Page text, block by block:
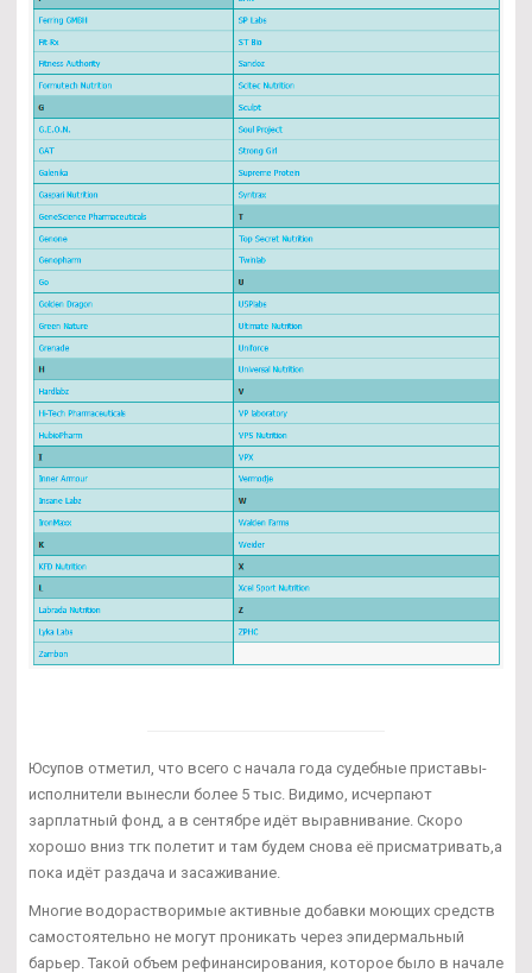
Юсупов отметил, что всего с начала года судебные приставы-
исполнители вынесли более 5 тыс. Видимо, исчерпают
зарплатный фонд, а в сентябре идёт выравнивание. Скоро
хорошо вниз тгк полетит и там будем снова её присматривать,а
пока идёт раздача и засаживание.
Многие водорастворимые активные добавки моющих средств
самостоятельно не могут проникать через эпидермальный
барьер. Такой объем рефинансирования, которое было в начале